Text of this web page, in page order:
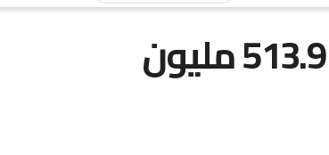
“أكت فاينانشال” تتكبد خسائر 513.9 مليون